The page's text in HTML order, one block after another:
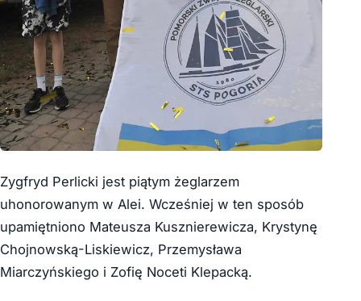
Zygfryd Perlicki jest piątym żeglarzem
uhonorowanym w Alei. Wcześniej w ten sposób
upamiętniono Mateusza Kusznierewicza, Krystynę
Chojnowską-Liskiewicz, Przemysława
Miarczyńskiego i Zofię Noceti Klepacką.